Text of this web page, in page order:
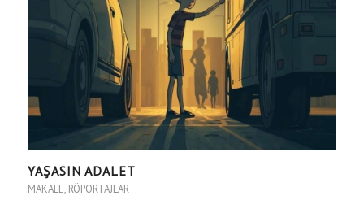
YAŞASIN ADALET
MAKALE, RÖPORTAJLAR